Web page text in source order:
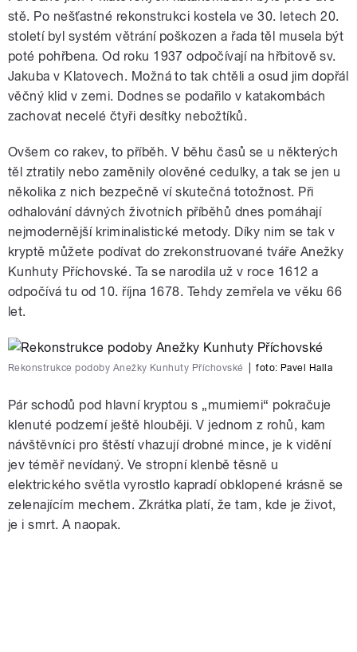
stě. Po nešťastné rekonstrukci kostela ve 30. letech 20.
století byl systém větrání poškozen a řada těl musela být
poté pohřbena. Od roku 1937 odpočívají na hřbitově sv.
Jakuba v Klatovech. Možná to tak chtěli a osud jim dopřál
věčný klid v zemi. Dodnes se podařilo v katakombách
zachovat necelé čtyři desítky nebožtíků.
Ovšem co rakev, to příběh. V běhu časů se u některých
těl ztratily nebo zaměnily olověné cedulky, a tak se jen u
několika z nich bezpečně ví skutečná totožnost. Při
odhalování dávných životních příběhů dnes pomáhají
nejmodernější kriminalistické metody. Díky nim se tak v
kryptě můžete podívat do zrekonstruované tváře Anežky
Kunhuty Příchovské. Ta se narodila už v roce 1612 a
odpočívá tu od 10. října 1678. Tehdy zemřela ve věku 66
let.
Rekonstrukce podoby Anežky Kunhuty Příchovské foto: Pavel Halla
Pár schodů pod hlavní kryptou s „mumiemi“ pokračuje
klenuté podzemí ještě hlouběji. V jednom z rohů, kam
návštěvníci pro štěstí vhazují drobné mince, je k vidění
jev téměř nevídaný. Ve stropní klenbě těsně u
elektrického světla vyrostlo kapradí obklopené krásně se
zelenajícím mechem. Zkrátka platí, že tam, kde je život,
je i smrt. A naopak.